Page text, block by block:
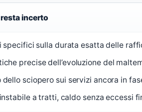
incerto
specifici sulla durata esatta delle
precise dell’evoluzione del
dello sciopero sui servizi ancora in
a tratti, caldo senza eccessi